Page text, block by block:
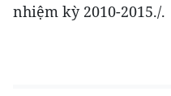
nhiệm kỳ 2010-2015./.